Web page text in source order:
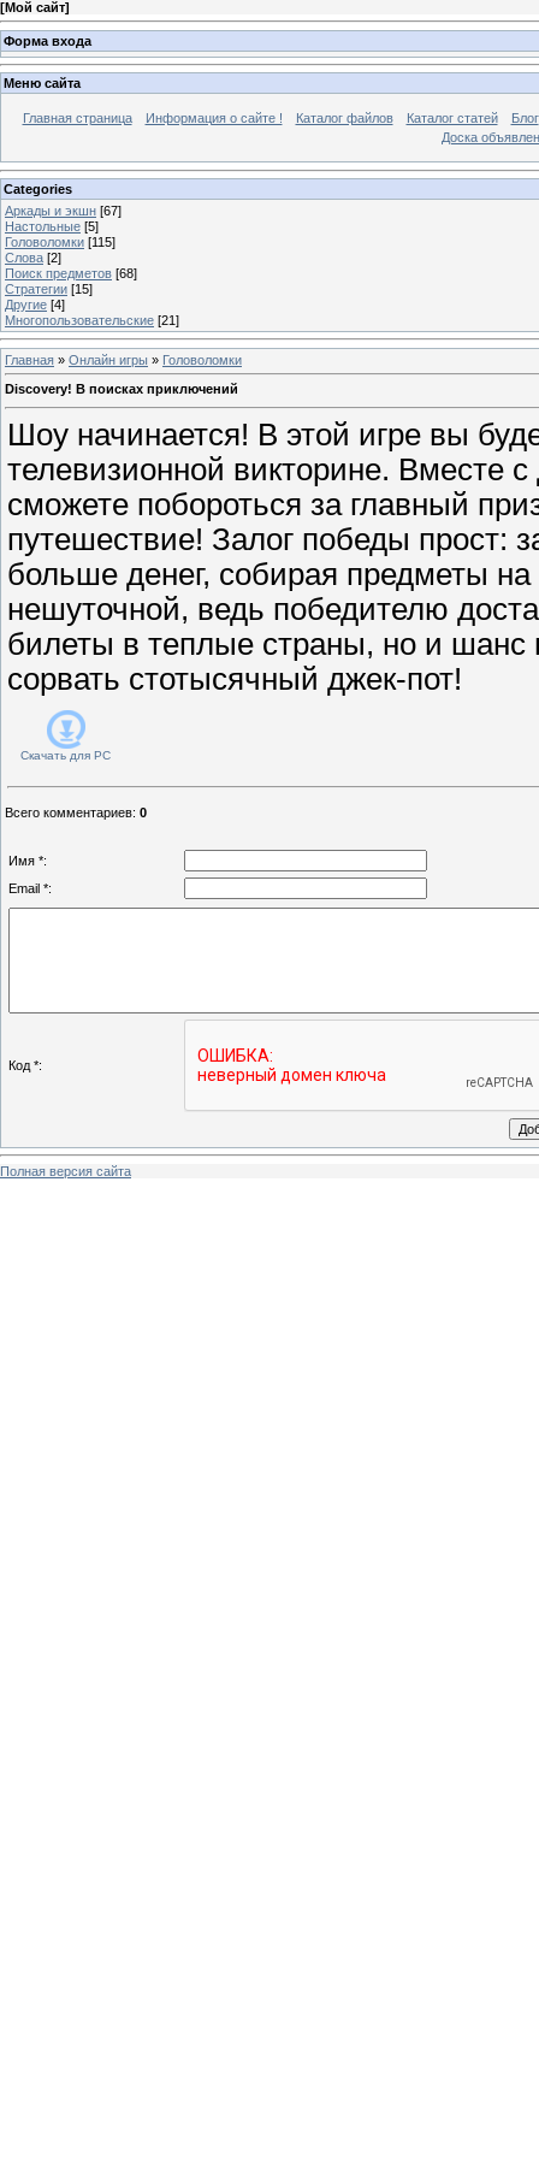
[Мой сайт]
Форма входа
Меню сайта
Главная страница Информация о сайте ! Каталог файлов Каталог статей
Блог
Доска
Categories
Аркады и экшн [67]
Настольные [5]
Головоломки [115]
Слова [2]
Поиск предметов [68]
Стратегии [15]
Другие [4]
Многопользовательские [21]
Главная » Онлайн игры » Головоломки
Discovery! В поисках приключений
Шоу начинается! В этой игре вы
телевизионной викторине. Вместе
сможете побороться за главный
путешествие! Залог победы прост:
больше денег, собирая предметы
нешуточной, ведь победителю
билеты в теплые страны, но и шанс
сорвать стотысячный джек-пот!
Скачать для PC
Всего комментариев: 0
Имя *:
Email *:
Код *:
Полная версия сайта